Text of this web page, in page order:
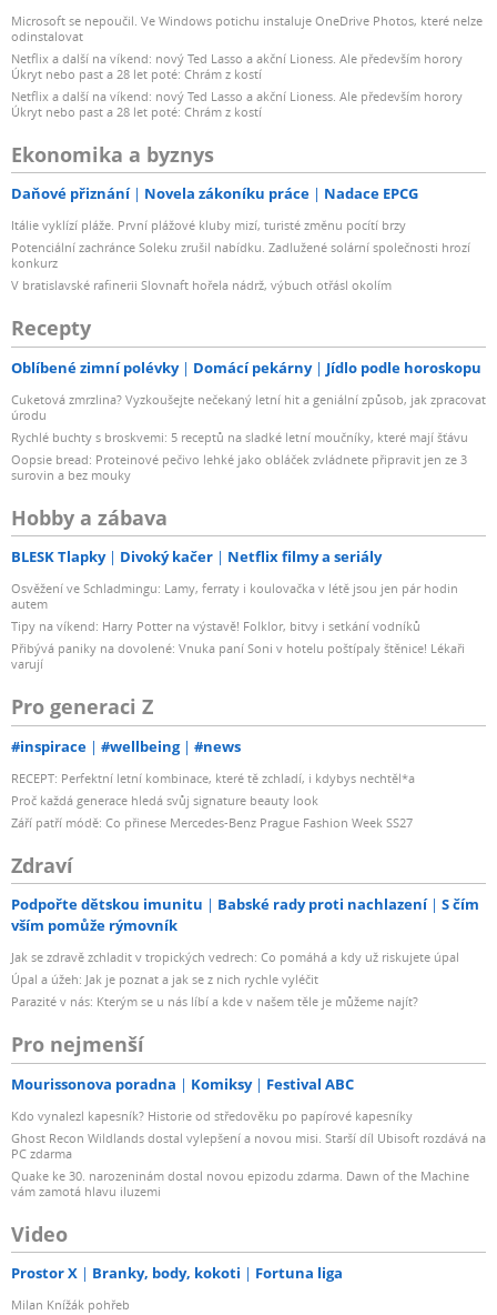
Microsoft se nepoučil. Ve Windows potichu instaluje OneDrive Photos, které nelze
odinstalovat
Netflix a další na víkend: nový Ted Lasso a akční Lioness. Ale především horory
Úkryt nebo past a 28 let poté: Chrám z kostí
Netflix a další na víkend: nový Ted Lasso a akční Lioness. Ale především horory
Úkryt nebo past a 28 let poté: Chrám z kostí
Ekonomika a byznys
Daňové přiznání Novela zákoníku práce Nadace EPCG
Itálie vyklízí pláže. První plážové kluby mizí, turisté změnu pocítí brzy
Potenciální zachránce Soleku zrušil nabídku. Zadlužené solární společnosti hrozí
konkurz
V bratislavské rafinerii Slovnaft hořela nádrž, výbuch otřásl okolím
Recepty
Oblíbené zimní polévky Domácí pekárny Jídlo podle horoskopu
Cuketová zmrzlina? Vyzkoušejte nečekaný letní hit a geniální způsob, jak zpracovat
úrodu
Rychlé buchty s broskvemi: 5 receptů na sladké letní moučníky, které mají šťávu
Oopsie bread: Proteinové pečivo lehké jako obláček zvládnete připravit jen ze 3
surovin a bez mouky
Hobby a zábava
BLESK Tlapky Divoký kačer Netflix filmy a seriály
Osvěžení ve Schladmingu: Lamy, ferraty i koulovačka v létě jsou jen pár hodin
autem
Tipy na víkend: Harry Potter na výstavě! Folklor, bitvy i setkání vodníků
Přibývá paniky na dovolené: Vnuka paní Soni v hotelu poštípaly štěnice! Lékaři
varují
Pro generaci Z
#inspirace #wellbeing #news
RECEPT: Perfektní letní kombinace, které tě zchladí, i kdybys nechtěl*a
Proč každá generace hledá svůj signature beauty look
Září patří módě: Co přinese Mercedes-Benz Prague Fashion Week SS27
Zdraví
Podpořte dětskou imunitu Babské rady proti nachlazení
S čím
vším pomůže rýmovník
Jak se zdravě zchladit v tropických vedrech: Co pomáhá a kdy už riskujete úpal
Úpal a úžeh: Jak je poznat a jak se z nich rychle vyléčit
Parazité v nás: Kterým se u nás líbí a kde v našem těle je můžeme najít?
Pro nejmenší
Mourissonova poradna Komiksy Festival ABC
Kdo vynalezl kapesník? Historie od středověku po papírové kapesníky
Ghost Recon Wildlands dostal vylepšení a novou misi. Starší díl Ubisoft rozdává na
PC zdarma
Quake ke 30. narozeninám dostal novou epizodu zdarma. Dawn of the Machine
vám zamotá hlavu iluzemi
Video
Prostor X Branky, body, kokoti Fortuna liga
Milan Knížák pohřeb